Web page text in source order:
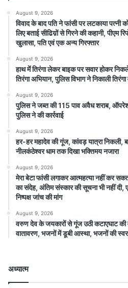
August 9, 2026
विवाद के बाद पति ने फांसी पर लटकाया पत्नी
लिए बताई सीढिय़ों से गिरने की कहानी, पीएम
खुलासा, पति एवं एक अन्य गिरफ्तार
August 9, 2026
हाथ मेंं तिरंगा लेकर बाइक पर सवार होकर
तिरंगा अभियान, पुलिस विभाग ने निकाली तिरंगा
August 9, 2026
पुलिस ने जब्त की 115 पाव अवैध शराब,
पुलिस ने की कार्रवाई
August 9, 2026
हर-हर महादेव की गूंज, कांवड़ यात्रा निकली,
नीलकंठेश्वर धाम तक दिखा भक्तिमय नजारा
August 9, 2026
मेरा बेटा फांसी लगाकर आत्महत्या नहीं कर
का संदेह, अंतिम संस्कार की सूचना भी नहीं दी,
निष्पक्ष जांच की मांग
August 9, 2026
वरुण देव के जयकारों से गूंज उठी कटाएघाट की
वातावरण, भजनों में डूबी आस्था, भजनों की
अध्यात्म